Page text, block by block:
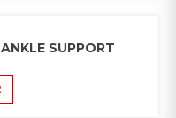
SUPPORT